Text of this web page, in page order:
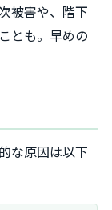
被害や、階下
とも。早めの
な原因は以下